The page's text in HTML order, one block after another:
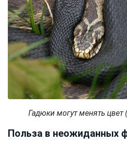
Гадюки могут менять цвет
Польза в неожиданных